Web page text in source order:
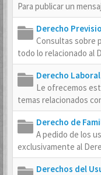
Para publicar un
Derecho
Consultas sobre
todo lo relacionado al
Derecho Laboral
Le ofrecemos
temas relacionados
Derecho de
A pedido de los
exclusivamente al
Derechos del